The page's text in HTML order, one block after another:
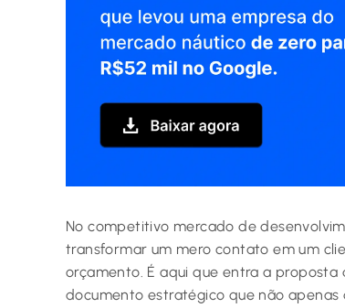
No competitivo mercado de
transformar um mero contato em um
orçamento. É aqui que entra a proposta
documento estratégico que não